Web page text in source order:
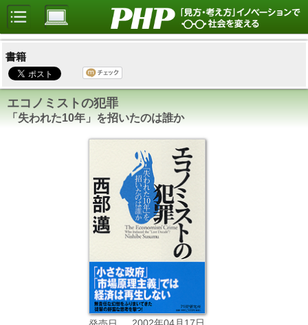
書籍
エコノミストの犯罪
「失われた10年」を招いたのは誰か